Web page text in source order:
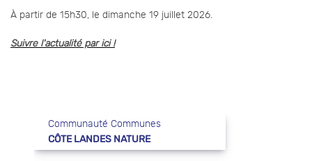
À partir de 15h30, le dimanche 19 juillet 2026.
Suivre l'actualité par ici !
Communauté Communes
CÔTE LANDES NATURE